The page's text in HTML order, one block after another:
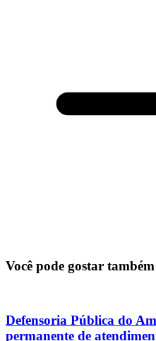
Você pode gostar também
Defensoria Pública do
permanente de